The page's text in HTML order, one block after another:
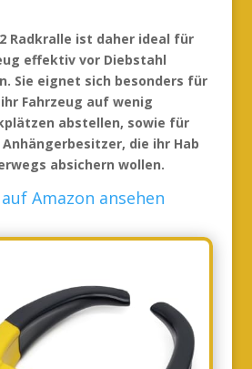
Radkralle ist daher ideal für
effektiv vor Diebstahl
Sie eignet sich besonders für
Fahrzeug auf wenig
abstellen, sowie für
die ihr Hab
absichern wollen.
Amazon ansehen